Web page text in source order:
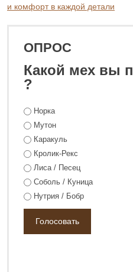
0 ₽ 108 800 ₽
и комфорт в каждой детали
ОПРОС
Какой мех вы
?
Норка
Мутон
Каракуль
Кролик-Рекс
Лиса / Песец
Соболь / Куница
Нутрия / Бобр